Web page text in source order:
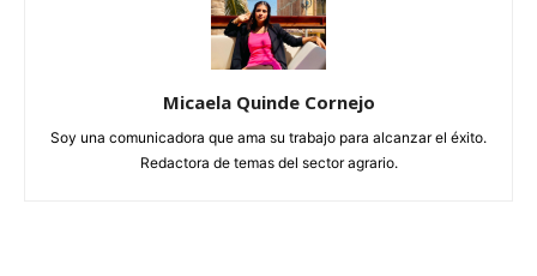
Micaela Quinde Cornejo
Soy una comunicadora que ama su trabajo para alcanzar el éxito.
Redactora de temas del sector agrario.